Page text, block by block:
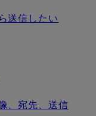
送信したい
、宛先、送信